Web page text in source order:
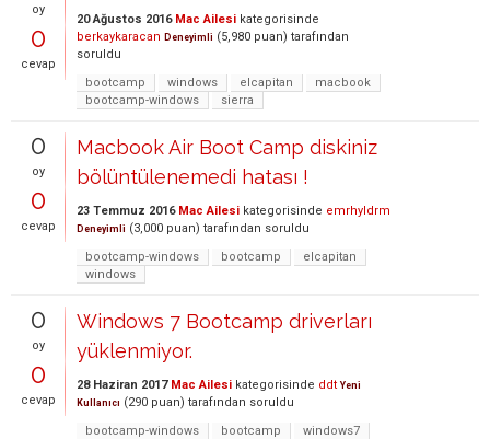
oy
0
cevap
20 Ağustos 2016 Mac Ailesi kategorisinde
berkaykaracan Deneyimli (5,980 puan) tarafından
soruldu
bootcamp
windows elcapitan
macbook
bootcamp-windows
sierra
0
oy
0
cevap
Macbook Air Boot Camp diskiniz
bölüntülenemedi hatası !
23 Temmuz 2016 Mac Ailesi kategorisinde emrhyldrm
Deneyimli (3,000 puan) tarafından soruldu
bootcamp-windows
bootcamp
elcapitan
windows
0
oy
0
cevap
Windows 7 Bootcamp driverları
yüklenmiyor.
28 Haziran 2017 Mac Ailesi kategorisinde ddt Yeni
Kullanıcı (290 puan) tarafından soruldu
bootcamp-windows
bootcamp
windows7